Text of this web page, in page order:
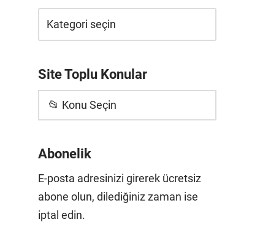
Site Toplu Konular
📂 Konu Seçin
Abonelik
E-posta adresinizi girerek ücretsiz
abone olun, dilediğiniz zaman ise
iptal edin.